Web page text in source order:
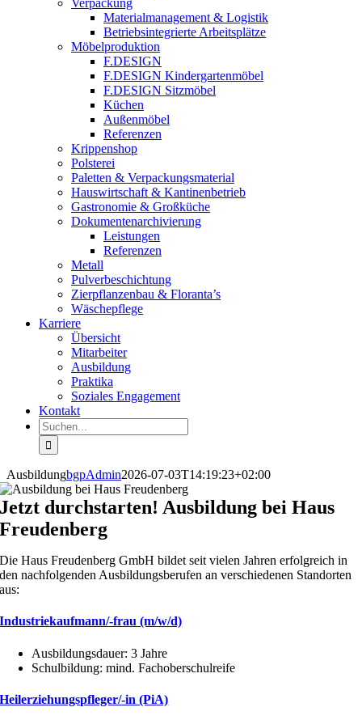
Verpackung
Materialmanagement & Logistik
Betriebsintegrierte Arbeitsplätze
Möbelproduktion
F.DESIGN
F.DESIGN Kindergartenmöbel
F.DESIGN Sitzmöbel
Küchen
Außenmöbel
Referenzen
Krippenshop
Polsterei
Paletten & Verpackungsmaterial
Hauswirtschaft & Kantinenbetrieb
Gastronomie & Großküche
Dokumentenarchivierung
Leistungen
Referenzen
Metall
Pulverbeschichtung
Zierpflanzenbau & Floranta’s
Wäschepflege
Karriere
Übersicht
Mitarbeiter
Ausbildung
Praktika
Soziales Engagement
Kontakt
Suche
nach:
AusbildungbgpAdmin2026-07-03T14:19:23+02:00
Jetzt durchstarten! Ausbildung bei Haus
Freudenberg
Die Haus Freudenberg GmbH bildet seit vielen Jahren erfolgreich in
den nachfolgenden Ausbildungsberufen an verschiedenen Standorten
aus:
Industriekaufmann/-frau (m/w/d)
Ausbildungsdauer: 3 Jahre
Schulbildung: mind. Fachoberschulreife
Heilerziehungspfleger/-in (PiA)